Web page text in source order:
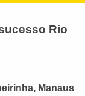
Rio
Manaus